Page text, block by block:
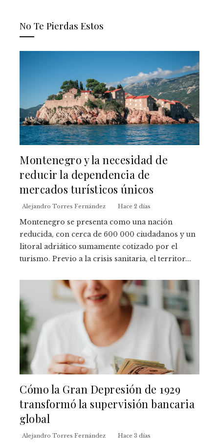
No Te Pierdas Estos
Montenegro y la necesidad de
reducir la dependencia de
mercados turísticos únicos
Alejandro Torres Fernández Hace 2 días
Montenegro se presenta como una nación
reducida, con cerca de 600 000 ciudadanos y un
litoral adriático sumamente cotizado por el
turismo. Previo a la crisis sanitaria, el territor...
Cómo la Gran Depresión de 1929
transformó la supervisión bancaria
global
Alejandro Torres Fernández Hace 3 días